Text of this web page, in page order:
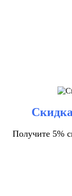
Получите 5%